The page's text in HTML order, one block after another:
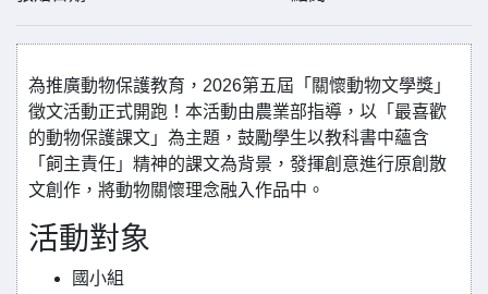
為推廣動物保護教育，2026第五屆「關懷動物文學獎」
徵文活動正式開跑！本活動由農業部指導，以「最喜歡
的動物保護課文」為主題，鼓勵學生以教科書中蘊含
「飼主責任」精神的課文為背景，發揮創意進行原創散
文創作，將動物關懷理念融入作品中。
活動對象
國小組